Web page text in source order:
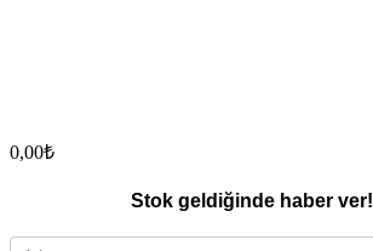
0,00₺
Stok geldiğinde haber ver!